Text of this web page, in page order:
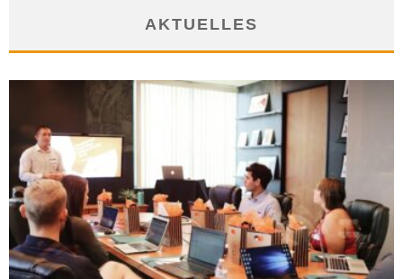
AKTUELLES